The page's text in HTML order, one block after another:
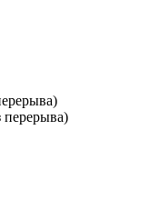
перерыва)